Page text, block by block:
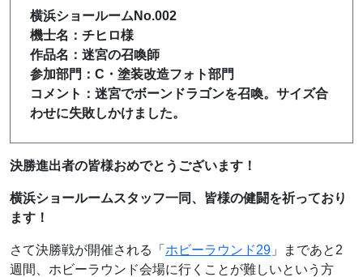
横浜ショールームNo.002
機士名：チヒロ様
作品名：迷宮の召喚師
参加部門：C・塗装改造フォト部門
コメント：迷宮でボーンドラゴンを召喚。サイズ合
わせに失敗しかけました。
決勝進出者の皆様おめでとうございます！
横浜ショールームスタッフ一同、皆様の健闘を祈っており
ます！
さて決勝戦が開催される「 ホビーラウンド29 」まであと2
週間、 ホビーラウンド会場に行くことが難しいという方